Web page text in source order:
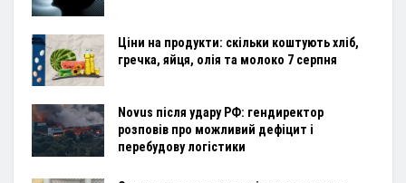
Ціни на продукти: скільки коштують хліб,
гречка, яйця, олія та молоко 7 серпня
Novus після удару РФ: гендиректор
розповів про можливий дефіцит і
перебудову логістики